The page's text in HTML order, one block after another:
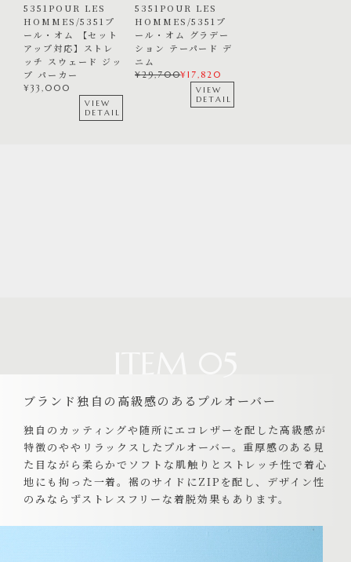
5351POUR LES
HOMMES/5351プ
ール・オム 【セット
アップ対応】ストレ
ッチ スウェード ジッ
プ パーカー
¥33,000
VIEW
DETAIL
5351POUR LES
HOMMES/5351プ
ール・オム グラデー
ション テーパード デ
ニム
¥29,700¥17,820
VIEW
DETAIL
ブランド独自の高級感のあるプルオーバー
独自のカッティングや随所にエコレザーを配した高級感が
特徴のややリラックスしたプルオーバー。重厚感のある見
た目ながら柔らかでソフトな肌触りとストレッチ性で着心
地にも拘った一着。裾のサイドにZIPを配し、デザイン性
のみならずストレスフリーな着脱効果もあります。